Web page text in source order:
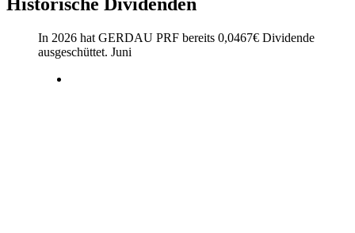
In 2026 hat GERDAU PRF bereits 0,0467€ Dividende
ausgeschüttet. Juni